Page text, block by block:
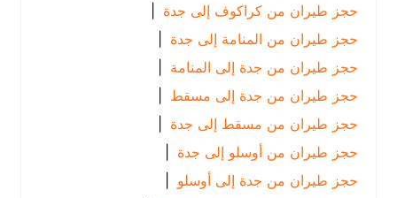
حجز طيران من كراكوف إلى جدة
حجز طيران من المنامة إلى جدة
حجز طيران من جدة إلى المنامة |
حجز طيران من جدة إلى مسقط |
حجز طيران من مسقط إلى جدة
حجز طيران من أوسلو إلى جدة
حجز طيران من جدة إلى أوسلو
|